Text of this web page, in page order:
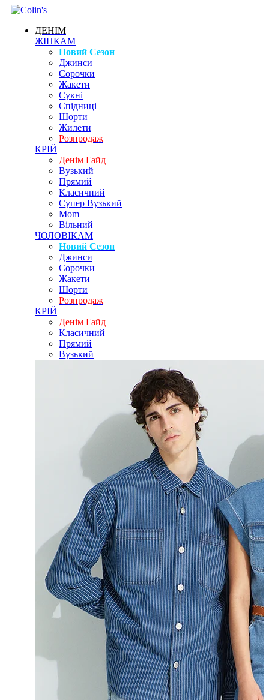
ДЕНІМ
ЖІНКАМ
Новий Сезон
Джинси
Сорочки
Жакети
Сукні
Спідниці
Шорти
Жилети
Розпродаж
КРІЙ
Денім Гайд
Вузький
Прямий
Класичний
Супер Вузький
Mom
Вільний
ЧОЛОВІКАМ
Новий Сезон
Джинси
Сорочки
Жакети
Шорти
Розпродаж
КРІЙ
Денім Гайд
Класичний
Прямий
Вузький